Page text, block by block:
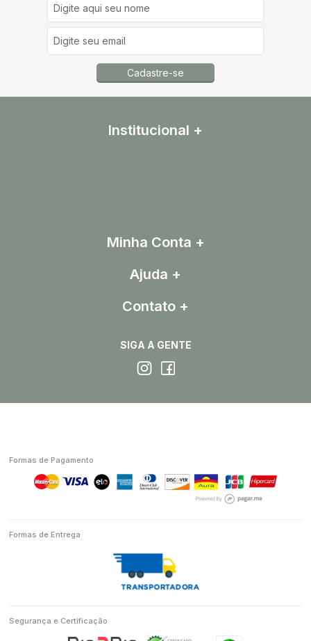
Cadastre-se
Institucional
Minha Conta
Ajuda
Contato
SIGA A GENTE
Formas de Pagamento
Formas de Entrega
Segurança e Certificação